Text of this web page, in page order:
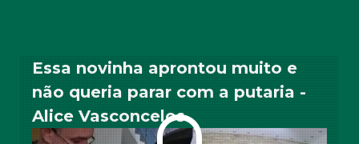
Essa novinha aprontou muito e
não queria parar com a putaria -
Alice Vasconcelos